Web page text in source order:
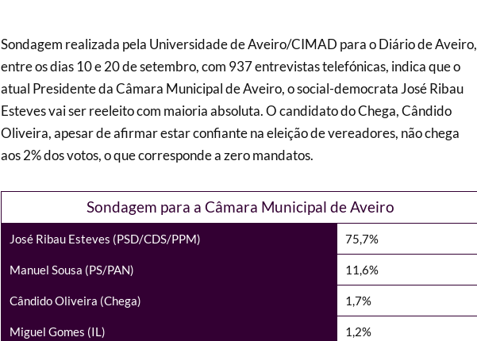
Sondagem realizada pela Universidade de Aveiro/CIMAD para o Diário de Aveiro,
entre os dias 10 e 20 de setembro, com 937 entrevistas telefónicas, indica que o
atual Presidente da Câmara Municipal de Aveiro, o social-democrata José Ribau
Esteves vai ser reeleito com maioria absoluta. O candidato do Chega, Cândido
Oliveira, apesar de afirmar estar confiante na eleição de vereadores, não chega
aos 2% dos votos, o que corresponde a zero mandatos.
Sondagem para a Câmara Municipal de Aveiro
José Ribau Esteves (PSD/CDS/PPM) 75,7%
Manuel Sousa (PS/PAN) 11,6%
Cândido Oliveira (Chega) 1,7%
Miguel Gomes (IL) 1,2%